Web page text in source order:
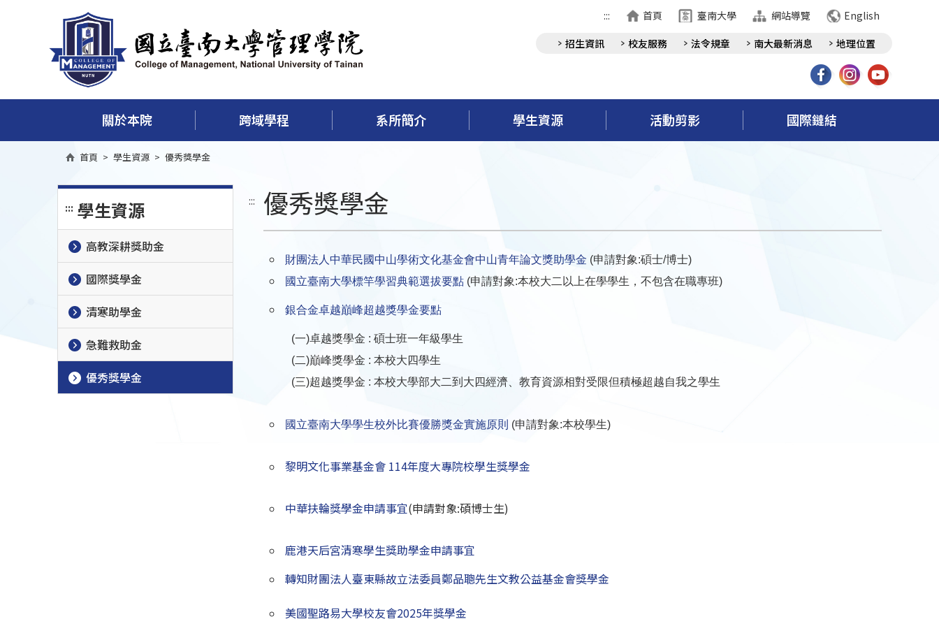
::: 首頁 臺南大學 網站導覽
English
招生資訊
校友服務 法令規章 南大最新消息 地理位置
關於本院 跨域學程 系所簡介 學生資源 活動剪影 國際鏈結
首頁 > 學生資源 > 優秀獎學金
::: 學生資源
高教深耕獎助金
國際獎學金
清寒助學金
急難救助金
優秀獎學金
::: 優秀獎學金
財團法人中華民國中山學術文化基金會中山青年論文獎助學金 (申請對象:碩士/博士)
國立臺南大學標竿學習典範選拔要點(申請對象:本校大二以上在學學生，不包含在職專班)
銀合金卓越巔峰超越獎學金要點
(一)卓越獎學金 : 碩士班一年級學生
(二)巔峰獎學金 : 本校大四學生
(三)超越獎學金 : 本校大學部大二到大四經濟、教育資源相對受限但積極超越自我之學生
國立臺南大學學生校外比賽優勝獎金實施原則 (申請對象:本校學生)
黎明文化事業基金會 114年度大專院校學生獎學金
中華扶輪獎學金申請事宜(申請對象:碩博士生)
鹿港天后宮清寒學生獎助學金申請事宜
轉知財團法人臺東縣故立法委員鄭品聰先生文教公益基金會獎學金
美國聖路易大學校友會2025年獎學金